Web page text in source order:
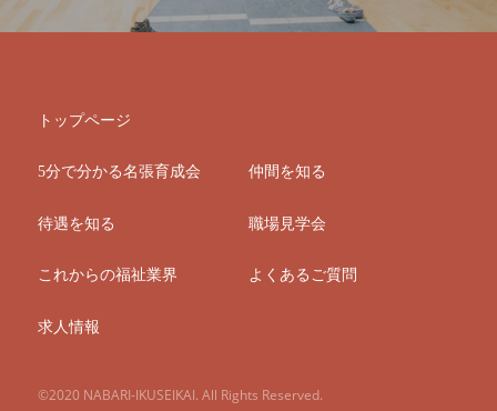
トップページ
5分で分かる名張育成会 仲間を知る
待遇を知る 職場見学会
これからの福祉業界 よくあるご質問
求人情報
©2020 NABARI-IKUSEIKAI. All Rights Reserved.